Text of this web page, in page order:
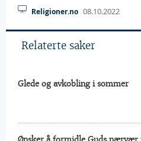
Religioner.no 08.10.2022
Relaterte saker
Glede og avkobling i sommer